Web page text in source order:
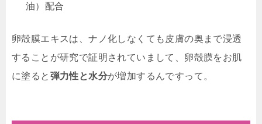
油）配合
卵殻膜エキスは、ナノ化しなくても皮膚の奥まで浸透
することが研究で証明されていまして、卵殻膜をお肌
に塗ると 弾力性と水分が増加するんですって。